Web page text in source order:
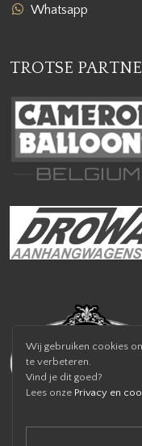
Whatsapp
TROTSE
Wij gebruiken cookies
te verbeteren.
Vind je dit goed?
Lees onze Privacy en